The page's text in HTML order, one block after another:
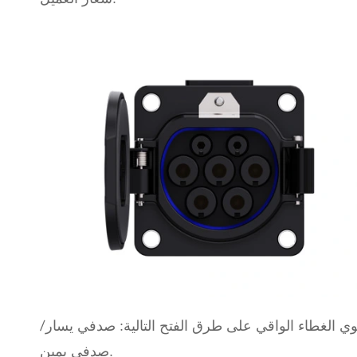
الغطاء الواقي على طرق الفتح التالية: صدفي يسار/
صدفي يمين.